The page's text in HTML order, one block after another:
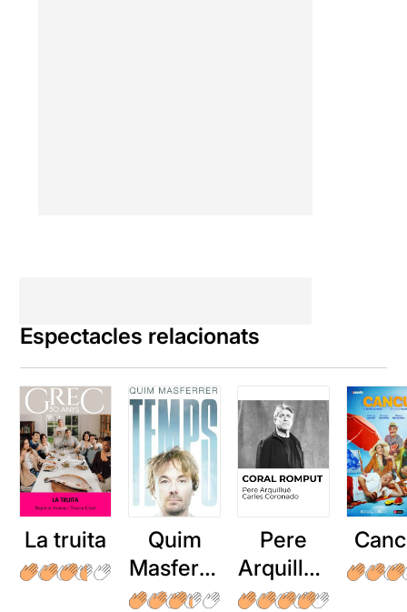
Espectacles relacionats
La truita
Quim
Masferre
r: Temps
Pere
Arquillué
: Coral